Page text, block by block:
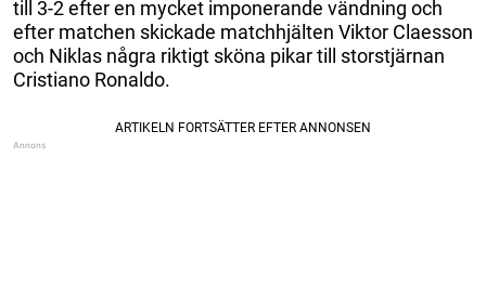
till 3-2 efter en mycket imponerande vändning och
efter matchen skickade matchhjälten Viktor Claesson
och Niklas några riktigt sköna pikar till storstjärnan
Cristiano Ronaldo.